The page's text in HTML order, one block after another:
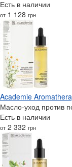
Есть в наличии
от 1 128 грн
Academie
Масло-уход против
Есть в наличии
от 2 332 грн